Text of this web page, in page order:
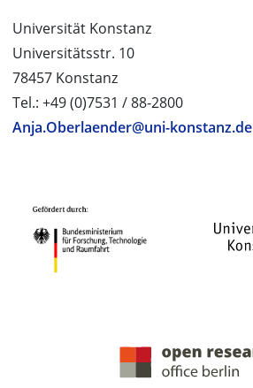
Universität Konstanz
Universitätsstr. 10
78457 Konstanz
Tel.: +49 (0)7531 / 88-2800
Anja.Oberlaender@uni-konstanz.de